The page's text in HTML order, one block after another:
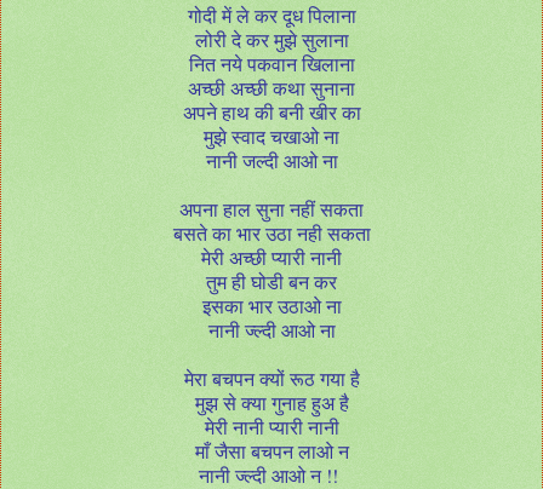
गोदी में ले कर दूध पिलाना
लोरी दे कर मुझे सुलाना
नित नये पकवान खिलाना
अच्छी अच्छी कथा सुनाना
अपने हाथ की बनी खीर का
मुझे स्वाद चखाओ ना
नानी जल्दी आओ ना
अपना हाल सुना नहीं सकता
बसते का भार उठा नही सकता
मेरी अच्छी प्यारी नानी
तुम ही घोडी बन कर
इसका भार उठाओ ना
नानी ज्ल्दी आओ ना
मेरा बचपन क्यों रूठ गया है
मुझ से क्या गुनाह हुअ है
मेरी नानी प्यारी नानी
माँ जैसा बचपन लाओ न
नानी ज्ल्दी आओ न !!